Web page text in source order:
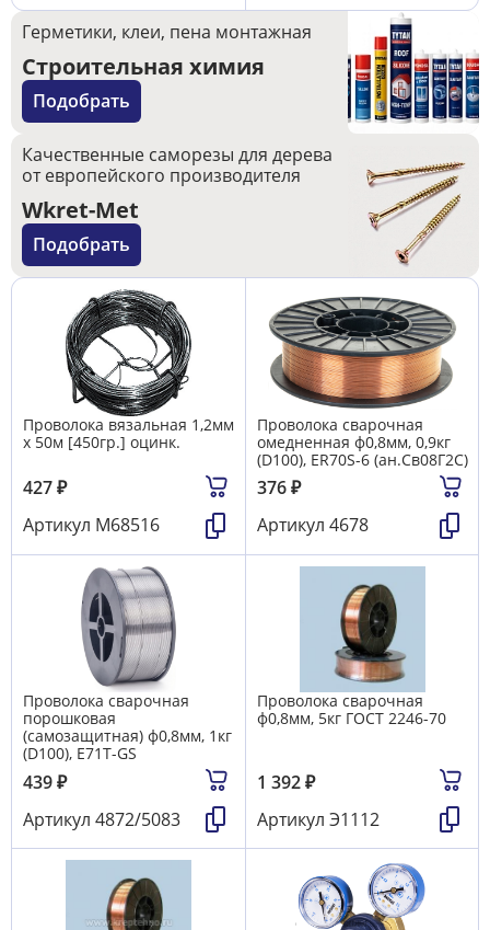
Герметики, клеи, пена монтажная
Строительная химия
Подобрать
Качественные саморезы для дерева
от европейского производителя
Wkret-Met
Подобрать
Проволока вязальная 1,2мм
х 50м [450гр.] оцинк.
427₽
Артикул М68516
Проволока сварочная
омедненная ф0,8мм, 0,9кг
(D100), ER70S-6 (ан.Св08Г2С)
376₽
Артикул 4678
Проволока сварочная
порошковая
(самозащитная) ф0,8мм, 1кг
(D100), E71T-GS
439₽
Артикул 4872/5083
Проволока сварочная
ф0,8мм, 5кг ГОСТ 2246-70
1 392₽
Артикул Э1112